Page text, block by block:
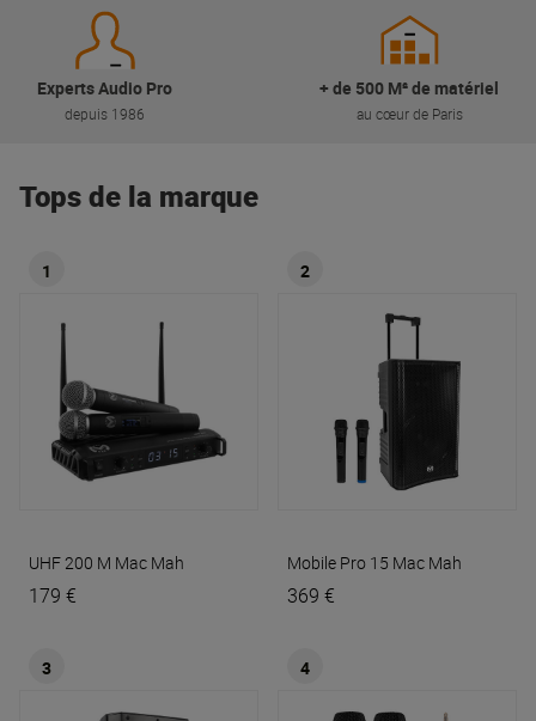
Experts Audio Pro
depuis 1986
+ de 500 M² de matériel
au cœur de Paris
Tops de la marque
1
UHF 200 M Mac Mah
179 €
2
Mobile Pro 15 Mac Mah
369 €
3 4